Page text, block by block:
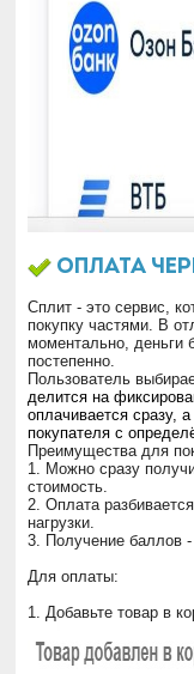
Оплата
Сплит - это сервис,
покупку частями. В
моментально, деньги
постепенно.
Пользователь
делится на
оплачивается сразу,
покупателя с
Преимущества для
1. Можно сразу
стоимость.
2. Оплата
нагрузки.
3. Получение баллов
Для оплаты:
1. Добавьте товар в